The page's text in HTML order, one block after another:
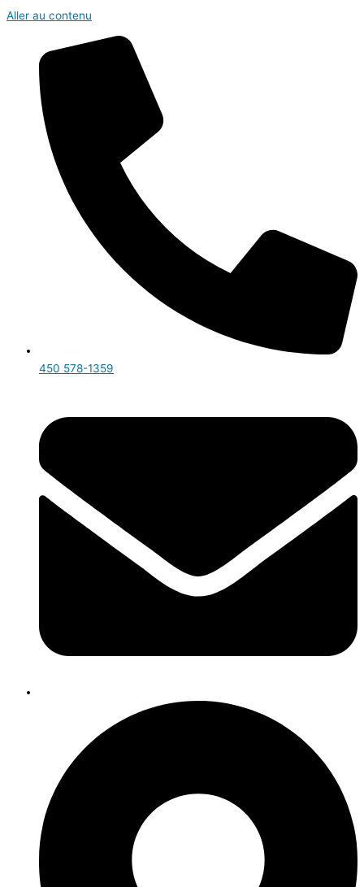
Aller au contenu
450 578-1359